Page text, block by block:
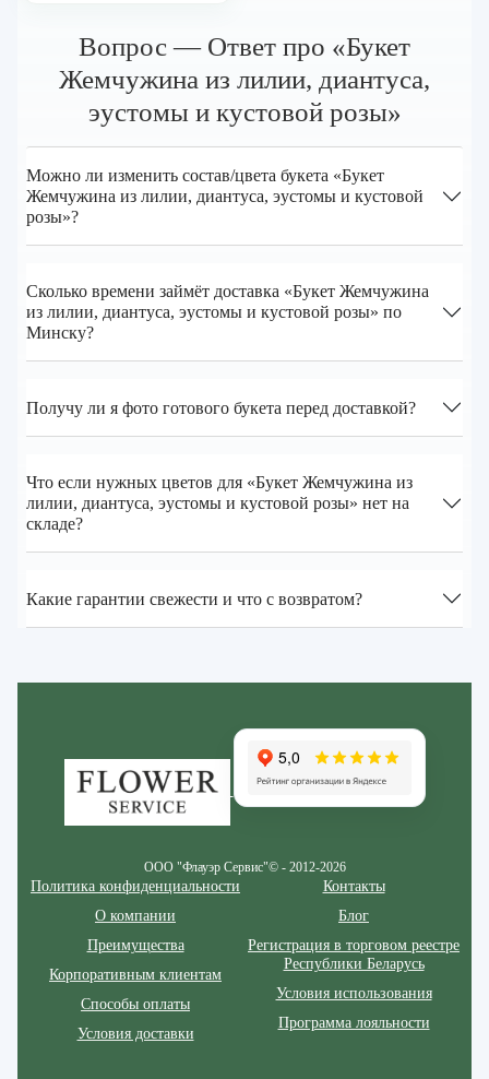
Вопрос — Ответ про «Букет
Жемчужина из лилии, диантуса,
эустомы и кустовой розы»
Можно ли изменить состав/цвета букета «Букет
Жемчужина из лилии, диантуса, эустомы и кустовой
розы»?
Сколько времени займёт доставка «Букет Жемчужина
из лилии, диантуса, эустомы и кустовой розы» по
Минску?
Получу ли я фото готового букета перед доставкой?
Что если нужных цветов для «Букет Жемчужина из
лилии, диантуса, эустомы и кустовой розы» нет на
складе?
Какие гарантии свежести и что с возвратом?
ООО "Флауэр Сервис"© - 2012-2026
Политика конфиденциальности
О компании
Преимущества
Корпоративным клиентам
Способы оплаты
Условия доставки
Контакты
Блог
Регистрация в торговом реестре
Республики Беларусь
Условия использования
Программа лояльности